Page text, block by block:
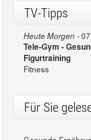
TV-Tipps
Heute Morgen -
Tele-Gym -
Figurtraining
Fitness
Für Sie